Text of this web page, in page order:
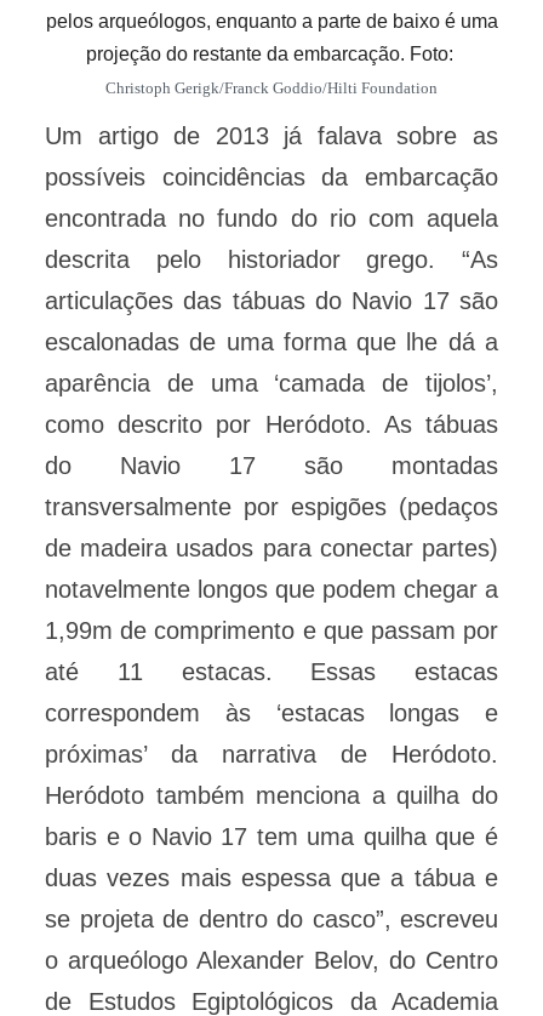
pelos arqueólogos, enquanto a parte de baixo é uma
projeção do restante da embarcação. Foto:
Christoph Gerigk/Franck Goddio/Hilti Foundation
Um artigo de 2013 já falava sobre as
possíveis coincidências da embarcação
encontrada no fundo do rio com aquela
descrita pelo historiador grego. “As
articulações das tábuas do Navio 17 são
escalonadas de uma forma que lhe dá a
aparência de uma ‘camada de tijolos’,
como descrito por Heródoto. As tábuas
do Navio 17 são montadas
transversalmente por espigões (pedaços
de madeira usados para conectar partes)
notavelmente longos que podem chegar a
1,99m de comprimento e que passam por
até 11 estacas. Essas estacas
correspondem às ‘estacas longas e
próximas’ da narrativa de Heródoto.
Heródoto também menciona a quilha do
baris e o Navio 17 tem uma quilha que é
duas vezes mais espessa que a tábua e
se projeta de dentro do casco”, escreveu
o arqueólogo Alexander Belov, do Centro
de Estudos Egiptológicos da Academia